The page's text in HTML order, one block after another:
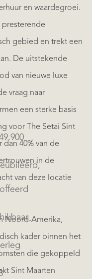
en waardegroei.
gebied en trekt een
De uitstekende
van nieuwe luxe
vraag naar
een sterke basis
voor The Setai Sint
40% van de
in de
van deze locatie
Noord-Amerika,
kader binnen het
die gekoppeld
Sint Maarten